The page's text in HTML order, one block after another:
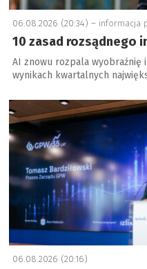
06.08.2026 (20:34) – informacja
10 zasad rozsądnego
AI znowu rozpala wyobraźnię
wynikach kwartalnych
a
06.08.2026 (20:16)